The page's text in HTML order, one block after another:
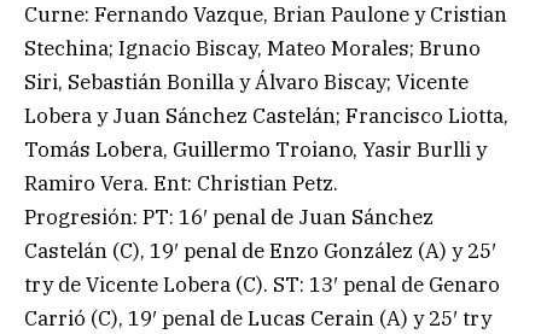
Curne: Fernando Vazque, Brian Paulone y Cristian
Stechina; Ignacio Biscay, Mateo Morales; Bruno
Siri, Sebastián Bonilla y Álvaro Biscay; Vicente
Lobera y Juan Sánchez Castelán; Francisco Liotta,
Tomás Lobera, Guillermo Troiano, Yasir Burlli y
Ramiro Vera. Ent: Christian Petz.
Progresión: PT: 16′ penal de Juan Sánchez
Castelán (C), 19′ penal de Enzo González (A) y 25′
try de Vicente Lobera (C). ST: 13′ penal de Genaro
Carrió (C), 19′ penal de Lucas Cerain (A) y 25′ try